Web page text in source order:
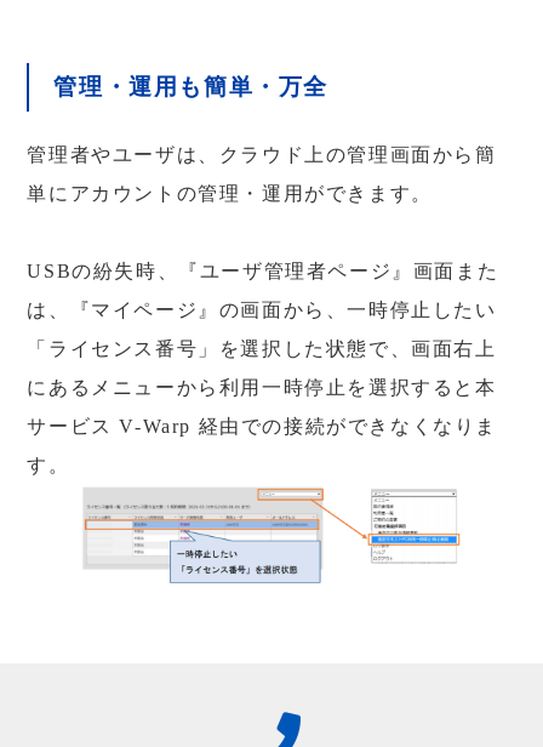
管理・運用も簡単・万全
管理者やユーザは、クラウド上の管理画面から簡
単にアカウントの管理・運用ができます。
USBの紛失時、『ユーザ管理者ページ』画面また
は、『マイページ』の画面から、一時停止したい
「ライセンス番号」を選択した状態で、画面右上
にあるメニューから利用一時停止を選択すると本
サービス V-Warp 経由での接続ができなくなりま
す。